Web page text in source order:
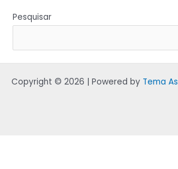
Pesquisar
Copyright © 2026 | Powered by Tema